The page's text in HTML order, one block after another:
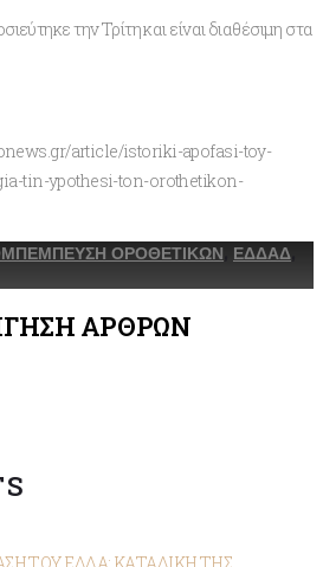
την Τρίτη και είναι διαθέσιμη στα
article/istoriki-apofasi-toy-
tin-ypothesi-ton-orothetikon-
ΟΡΟΘΕΤΙΚΩΝ ΕΔΔΑΔ
ΆΡΘΡΩΝ